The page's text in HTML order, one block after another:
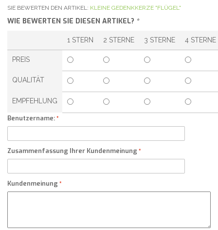
SIE BEWERTEN DEN ARTIKEL: KLEINE GEDENKKERZE "FLÜGEL"
WIE BEWERTEN SIE DIESEN ARTIKEL? *
1 STERN 2 STERNE 3 STERNE 4 STERNE
PREIS
QUALITÄT
EMPFEHLUNG
Benutzername:
Zusammenfassung Ihrer Kundenmeinung
Kundenmeinung